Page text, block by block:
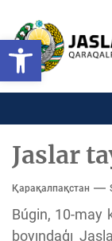
Open toolbar
content
Jaslar
Қарақалпақстан
Búgin, 10-may
boyındaģı